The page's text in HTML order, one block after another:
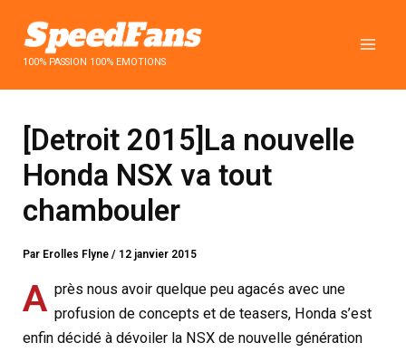
contenu100% PASSION 100% EMOTIONS
[Detroit 2015]La nouvelle
Honda NSX va tout
chambouler
Par Erolles Flyne/ 12 janvier 2015
A près nous avoir quelque peu agacés avec une
profusion de concepts et de teasers, Honda s’est
enfin décidé à dévoiler la NSX de nouvelle génération